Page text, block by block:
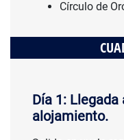
Círculo de
Día 1:
alojamiento.